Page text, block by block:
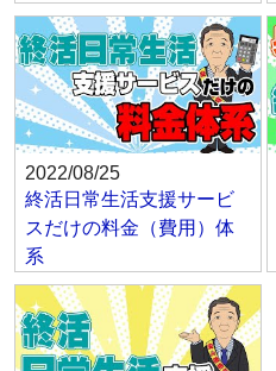
2022/08/25
終活日常生活支援サービ
スだけの料金（費用）体
系